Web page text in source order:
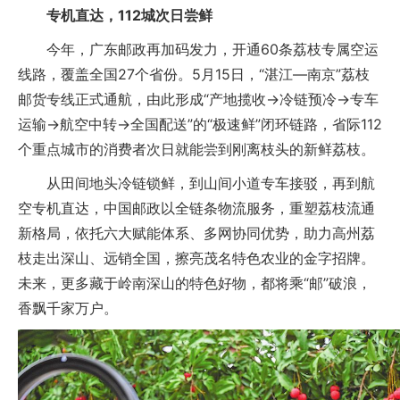
专机直达，112城次日尝鲜
今年，广东邮政再加码发力，开通60条荔枝专属空运
线路，覆盖全国27个省份。5月15日，“湛江—南京”荔枝
邮货专线正式通航，由此形成“产地揽收→冷链预冷→专车
运输→航空中转→全国配送”的“极速鲜”闭环链路，省际112
个重点城市的消费者次日就能尝到刚离枝头的新鲜荔枝。
从田间地头冷链锁鲜，到山间小道专车接驳，再到航
空专机直达，中国邮政以全链条物流服务，重塑荔枝流通
新格局，依托六大赋能体系、多网协同优势，助力高州荔
枝走出深山、远销全国，擦亮茂名特色农业的金字招牌。
未来，更多藏于岭南深山的特色好物，都将乘“邮”破浪，
香飘千家万户。